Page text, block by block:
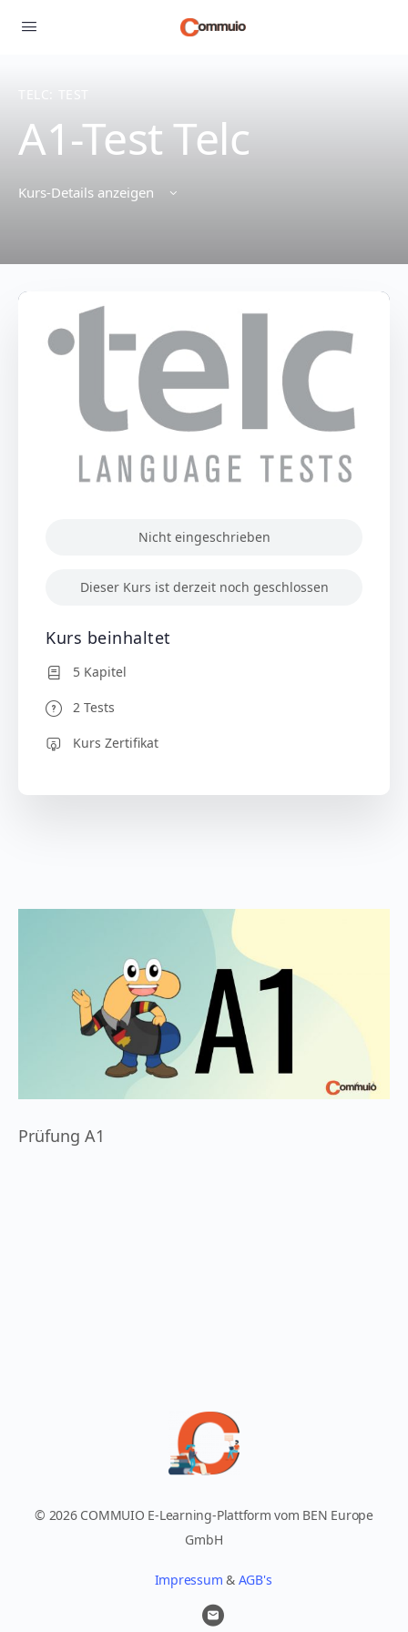
A1-Test Telc
Kurs-Details anzeigen
Prüfung A1
Nicht eingeschrieben
Dieser Kurs ist derzeit noch geschlossen
Kurs beinhaltet
5 Kapitel
2 Tests
Kurs Zertifikat
© 2026 COMMUIO E-Learning-Plattform vom BEN Europe
GmbH
Impressum & AGB's